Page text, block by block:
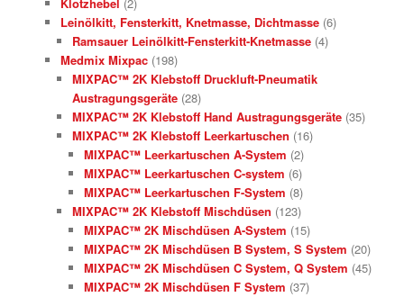
Leinölkitt, Fensterkitt, Knetmasse, Dichtmasse (6)
Ramsauer Leinölkitt-Fensterkitt-Knetmasse (4)
Medmix Mixpac (198)
MIXPAC™ 2K Klebstoff Druckluft-Pneumatik
Austragungsgeräte (28)
MIXPAC™ 2K Klebstoff Hand Austragungsgeräte (35)
MIXPAC™ 2K Klebstoff Leerkartuschen (16)
MIXPAC™ Leerkartuschen A-System (2)
MIXPAC™ Leerkartuschen C-system (6)
MIXPAC™ Leerkartuschen F-System (8)
MIXPAC™ 2K Klebstoff Mischdüsen (123)
MIXPAC™ 2K Mischdüsen A-System (15)
MIXPAC™ 2K Mischdüsen B System, S System (20)
MIXPAC™ 2K Mischdüsen C System, Q System (45)
MIXPAC™ 2K Mischdüsen F System (37)